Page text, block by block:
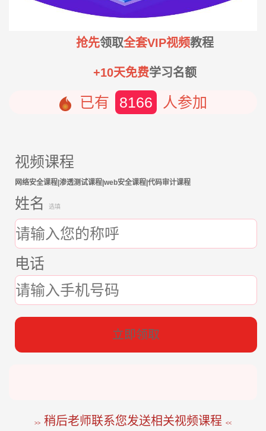
抢先领取全套VIP视频教程
+10天免费学习名额
已有 8166 人参加
视频课程
网络安全课程|渗透测试课程|web安全课程|代码审计课程
姓名 选填
电话
立即领取
王*军 186****8644 98分钟前
>> 稍后老师联系您发送相关视频课程 <<